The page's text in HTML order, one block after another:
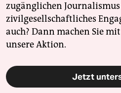
zugänglichen
zivilgesellschaftliches
auch? Dann machen Sie
unsere Aktion.
Jetzt